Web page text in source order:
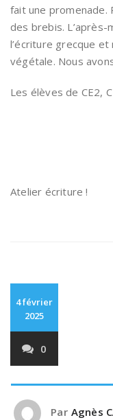
fait une promenade.
des brebis.
l’écriture grecque et
végétale. Nous
Les élèves de CE2,
Atelier écriture !
4 février
2025
0
Par Agnès